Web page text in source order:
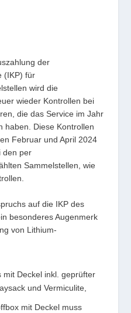
der
(IKP) für
wird die
wieder Kontrollen bei
die das Service im Jahr
haben. Diese Kontrollen
Februar und April 2024
den per
Sammelstellen, wie
auf die IKP des
besonderes Augenmerk
von Lithium-
mit Deckel inkl. geprüfter
und Vermiculite,
mit Deckel muss